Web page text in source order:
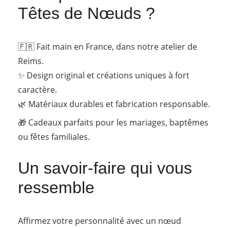
Têtes de Nœuds ?
🇫🇷 Fait main en France, dans notre atelier de
Reims.
✨ Design original et créations uniques à fort
caractère.
🌿 Matériaux durables et fabrication responsable.
🎁 Cadeaux parfaits pour les mariages, baptêmes
ou fêtes familiales.
Un savoir-faire qui vous
ressemble
Affirmez votre personnalité avec un nœud